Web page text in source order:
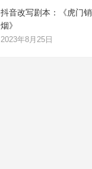
抖音改写剧本：《虎门销
烟》
2023年8月25日